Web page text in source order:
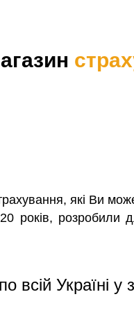
які Ви
років, розробили
всій Україні